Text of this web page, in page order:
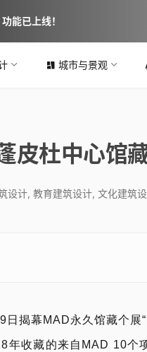
城市与景观
皮杜中心馆
设计, 教育建筑设计, 文化建筑
揭幕MAD永久馆藏个展“
年收藏的来自MAD 10个
能已上线！